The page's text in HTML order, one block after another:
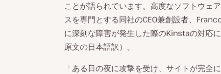
ことが語られています。高度なソフトウェ
スを専門とする同社のCEO兼創設者、
に深刻な障害が発生した際のKinstaの対応
原文の日本語訳）。
「ある日の夜に攻撃を受け、サイトが完全